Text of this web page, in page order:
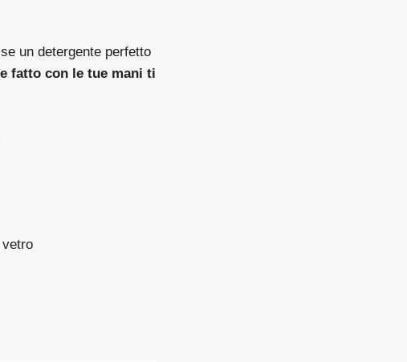
un detergente perfetto
fatto con le tue mani ti